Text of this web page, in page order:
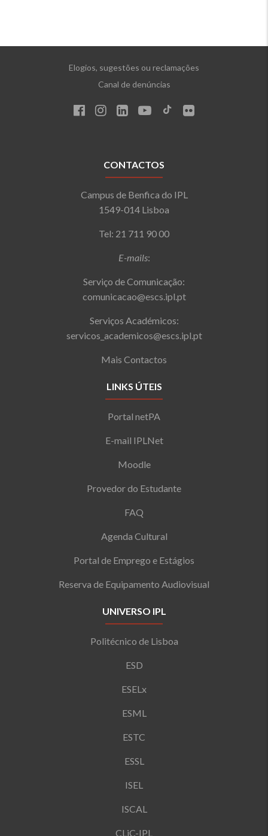
Elogios, sugestões ou reclamações
Canal de denúncias
CONTACTOS
Campus de Benfica do IPL
1549-014 Lisboa
Tel: 21 711 90 00
E-mails:
Serviço de Comunicação:
comunicacao@escs.ipl.pt
Serviços Académicos:
servicos_academicos@escs.ipl.pt
Mais Contactos
LINKS ÚTEIS
Portal netPA
E-mail IPLNet
Moodle
Provedor do Estudante
FAQ
Agenda Cultural
Portal de Emprego e Estágios
Reserva de Equipamento Audiovisual
UNIVERSO IPL
Politécnico de Lisboa
ESD
ESELx
ESML
ESTC
ESSL
ISEL
ISCAL
CLiC-IPL